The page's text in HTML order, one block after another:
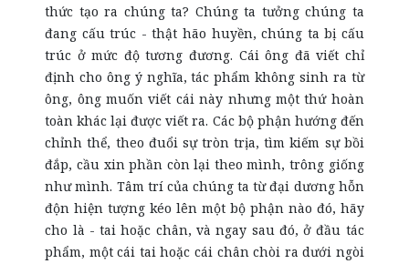
thức tạo ra chúng ta? Chúng ta tưởng chúng ta
đang cấu trúc - thật hão huyền, chúng ta bị cấu
trúc ở mức độ tương đương. Cái ông đã viết chỉ
định cho ông ý nghĩa, tác phẩm không sinh ra từ
ông, ông muốn viết cái này nhưng một thứ hoàn
toàn khác lại được viết ra. Các bộ phận hướng đến
chỉnh thể, theo đuổi sự tròn trịa, tìm kiếm sự bồi
đắp, cầu xin phần còn lại theo mình, trông giống
như mình. Tâm trí của chúng ta từ đại dương hỗn
độn hiện tượng kéo lên một bộ phận nào đó, hãy
cho là - tai hoặc chân, và ngay sau đó, ở đầu tác
phẩm, một cái tai hoặc cái chân chòi ra dưới ngòi